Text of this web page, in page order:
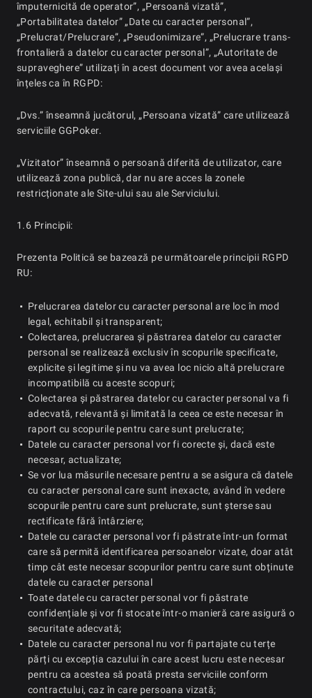
împuternicită de operator”, „Persoană vizată”,
„Portabilitatea datelor” „Date cu caracter personal”,
„Prelucrat/Prelucrare”, „Pseudonimizare”, „Prelucrare trans-
frontalieră a datelor cu caracter personal”, „Autoritate de
supraveghere” utilizați în acest document vor avea același
înțeles ca în RGPD:
„Dvs.” înseamnă jucătorul, „Persoana vizată” care utilizează
serviciile GGPoker.
„Vizitator” înseamnă o persoană diferită de utilizator, care
utilizează zona publică, dar nu are acces la zonele
restricționate ale Site-ului sau ale Serviciului.
1.6 Principii:
Prezenta Politică se bazează pe următoarele principii RGPD
RU:
Prelucrarea datelor cu caracter personal are loc în mod
legal, echitabil și transparent;
Colectarea, prelucrarea și păstrarea datelor cu caracter
personal se realizează exclusiv în scopurile specificate,
explicite și legitime și nu va avea loc nicio altă prelucrare
incompatibilă cu aceste scopuri;
Colectarea și păstrarea datelor cu caracter personal va fi
adecvată, relevantă și limitată la ceea ce este necesar în
raport cu scopurile pentru care sunt prelucrate;
Datele cu caracter personal vor fi corecte și, dacă este
necesar, actualizate;
Se vor lua măsurile necesare pentru a se asigura că datele
cu caracter personal care sunt inexacte, având în vedere
scopurile pentru care sunt prelucrate, sunt șterse sau
rectificate fără întârziere;
Datele cu caracter personal vor fi păstrate într-un format
care să permită identificarea persoanelor vizate, doar atât
timp cât este necesar scopurilor pentru care sunt obținute
datele cu caracter personal
Toate datele cu caracter personal vor fi păstrate
confidențiale și vor fi stocate într-o manieră care asigură o
securitate adecvată;
Datele cu caracter personal nu vor fi partajate cu terțe
părți cu excepția cazului în care acest lucru este necesar
pentru ca acestea să poată presta serviciile conform
contractului, caz în care persoana vizată;